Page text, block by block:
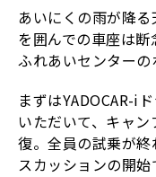
あいにくの雨が降
を囲んでの車座は
ふれあいセンターの
まずはYADOCAR-i
いただいて、キャ
復。全員の試乗が
スカッションの開始